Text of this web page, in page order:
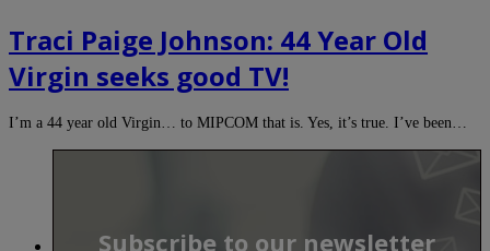
Traci Paige Johnson: 44 Year Old
Virgin seeks good TV!
I’m a 44 year old Virgin… to MIPCOM that is. Yes, it’s true. I’ve been…
Subscribe to our newsletter